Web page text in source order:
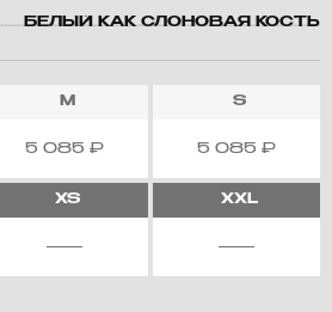
БЕЛЫЙ КАК СЛОНОВАЯ КОСТЬ
M
5 085 ₽
S
5 085 ₽
XS XXL